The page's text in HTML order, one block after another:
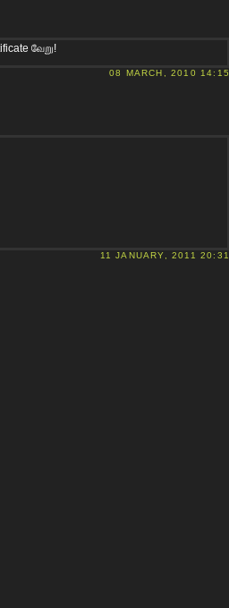
வேறு!
08 MARCH, 2010 14:15
11 JANUARY, 2011 20:31